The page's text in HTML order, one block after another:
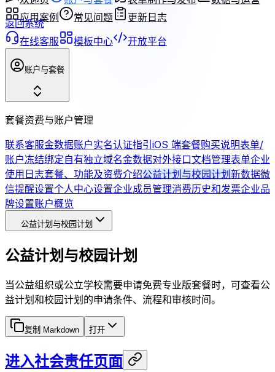
应用案例
常见问题 更新日志
返回系统
在线客服
模板中心 开放平台
账户与套餐
套餐资费与账户管理
联系客服金数据账户实名认证指引iOS 端套餐购买说明表单/
账户冻结绑定自有独立域名金数据对外接口文档管理表单企业
使用日志套餐、功能及资费介绍公益计划与校园计划新数据微
信提醒设置个人中心设置企业成员管理消费历史和发票企业品
牌设置账户概览
公益计划与校园计划
公益计划与校园计划
当公益组织或公立学校需要申请免费专业版套餐时，可查看公
益计划和校园计划的申请条件、流程和审核时间。
复制 Markdown 打开
进入社会责任页面